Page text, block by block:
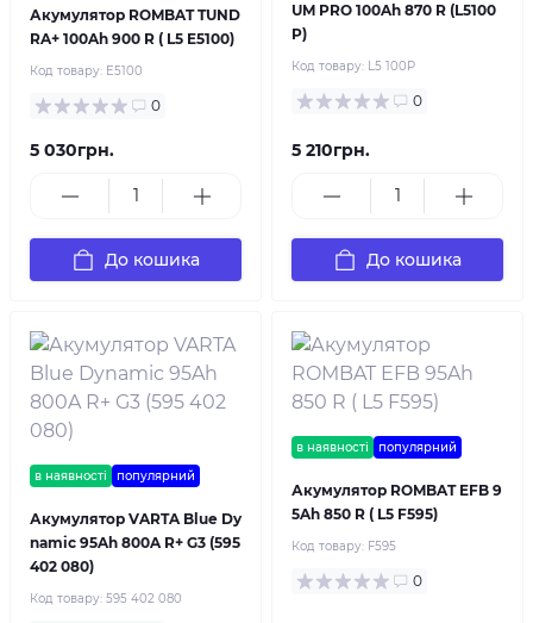
Акумулятор ROMBAT TUND
RA+ 100Ah 900 R ( L5 E5100)
Код товару: E5100
0
5 030грн.
До кошика
UM PRO 100Ah 870 R (L5100
P)
Код товару: L5 100P
0
5 210грн.
До кошика
в наявності популярний
Акумулятор VARTA Blue Dy
namic 95Ah 800A R+ G3 (595
402 080)
Код товару: 595 402 080
в наявності популярний
Акумулятор ROMBAT EFB 9
5Ah 850 R ( L5 F595)
Код товару: F595
0